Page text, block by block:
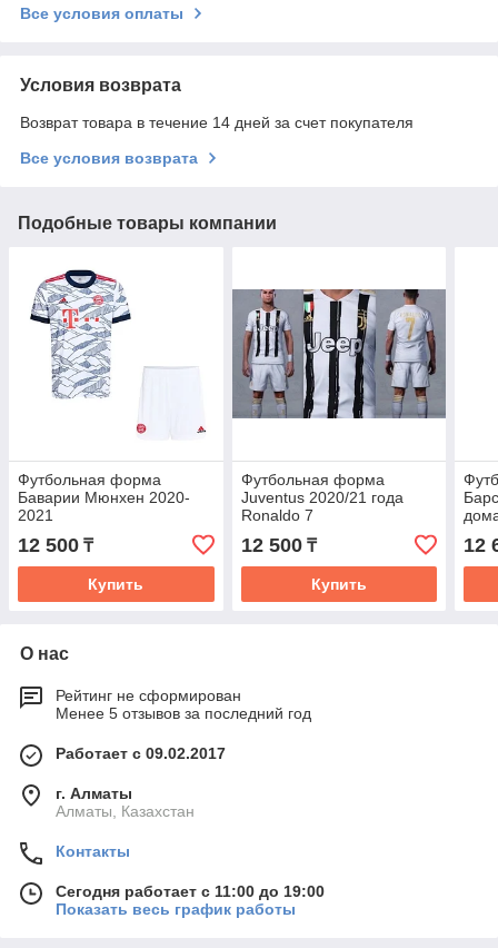
Все условия оплаты
Условия возврата
Возврат товара в течение 14 дней за счет покупателя
Все условия возврата
Подобные товары компании
Футбольная форма
Баварии Мюнхен 2020-
2021
12 500 ₸
Купить
Футбольная форма
Juventus 2020/21 года
Ronaldo 7
12 500₸
Купить
12
О нас
Рейтинг не сформирован
Менее 5 отзывов за последний год
Работает с 09.02.2017
г. Алматы
Алматы, Казахстан
Контакты
Сегодня работает с 11:00 до 19:00
Показать весь график работы